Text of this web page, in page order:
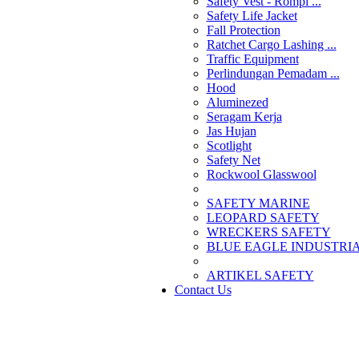
Safety Life Jacket
Fall Protection
Ratchet Cargo Lashing ...
Traffic Equipment
Perlindungan Pemadam ...
Hood
Aluminezed
Seragam Kerja
Jas Hujan
Scotlight
Safety Net
Rockwool Glasswool
SAFETY MARINE
LEOPARD SAFETY
WRECKERS SAFETY
BLUE EAGLE
­ARTIKEL SAFETY
Contact Us